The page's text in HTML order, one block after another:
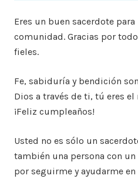
Eres un buen sacerdote
comunidad. Gracias por
fieles.
Fe, sabiduría y bendición
Dios a través de ti, tú eres
¡Feliz cumpleaños!
Usted no es sólo un
también una persona con un
por seguirme y ayudarme